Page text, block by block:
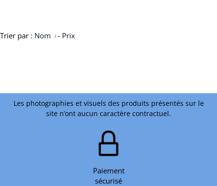
Trier par : Nom - Prix
Les photographies et visuels des produits présentés sur le
site n’ont aucun caractère contractuel.
Paiement
sécurisé